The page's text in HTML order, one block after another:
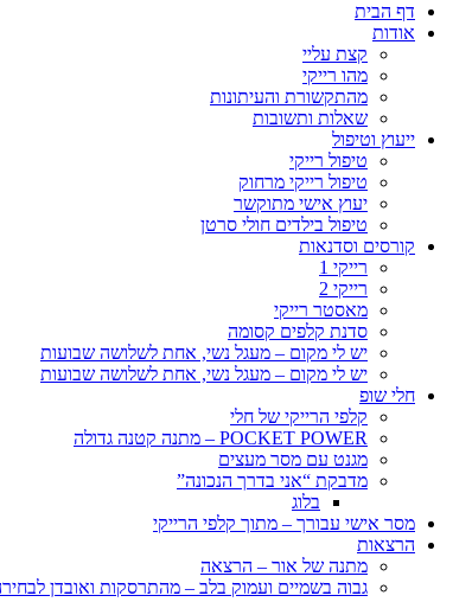
דף הבית
אודות
קצת עליי
מהו רייקי
מהתקשורת והעיתונות
שאלות ותשובות
ייעוץ וטיפול
טיפול רייקי
טיפול רייקי מרחוק
יעוץ אישי מתוקשר
טיפול בילדים חולי סרטן
קורסים וסדנאות
רייקי 1
רייקי 2
מאסטר רייקי
סדנת קלפים קסומה
יש לי מקום – מעגל נשי, אחת לשלושה שבועות
יש לי מקום – מעגל נשי, אחת לשלושה שבועות
חלי שופ
קלפי הרייקי של חלי
POCKET POWER – מתנה קטנה גדולה
מגנט עם מסר מעצים
מדבקת “אני בדרך הנכונה”
בלוג
מסר אישי עבורך – מתוך קלפי הרייקי
הרצאות
מתנה של אור – הרצאה
גבוה בשמיים ועמוק בלב – מהתרסקות ואובדן